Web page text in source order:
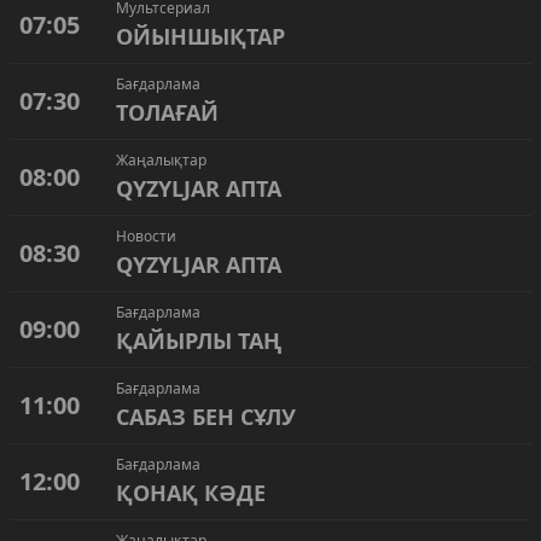
07:05
Мультсериал
ОЙЫНШЫҚТАР
07:30
Бағдарлама
ТОЛАҒАЙ
08:00
Жаңалықтар
QYZYLJAR АПТА
08:30
Новости
QYZYLJAR АПТА
09:00
Бағдарлама
ҚАЙЫРЛЫ ТАҢ
11:00
Бағдарлама
САБАЗ БЕН СҰЛУ
12:00
Бағдарлама
ҚОНАҚ КӘДЕ